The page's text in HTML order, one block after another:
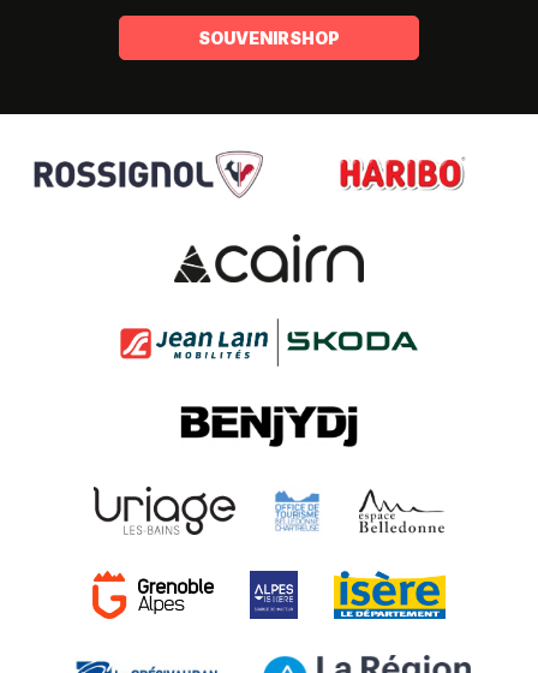
SOUVENIRSHOP